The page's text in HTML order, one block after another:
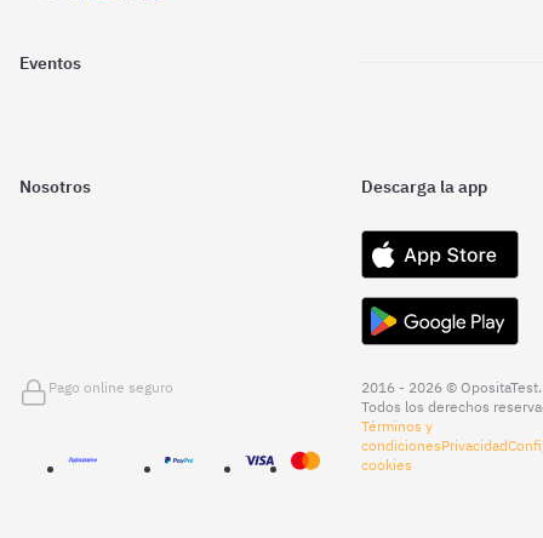
Eventos
Nosotros Descarga la app
Pago online seguro
2016 - 2026 © OpositaTest.
Todos los derechos
Términos y
condicionesPrivacidad
cookies